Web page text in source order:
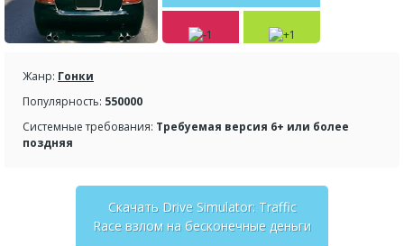
Жанр: Гонки
Популярность: 550000
Системные требования: Требуемая версия 6+ или более
поздняя
Скачать Drive Simulator: Traffic
Race взлом на бесконечные деньги